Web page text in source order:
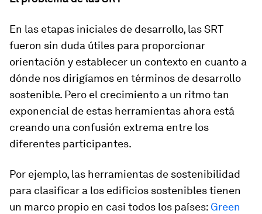
En las etapas iniciales de desarrollo, las SRT
fueron sin duda útiles para proporcionar
orientación y establecer un contexto en cuanto a
dónde nos dirigíamos en términos de desarrollo
sostenible. Pero el crecimiento a un ritmo tan
exponencial de estas herramientas ahora está
creando una confusión extrema entre los
diferentes participantes.
Por ejemplo, las herramientas de sostenibilidad
para clasificar a los edificios sostenibles tienen
un marco propio en casi todos los países: Green